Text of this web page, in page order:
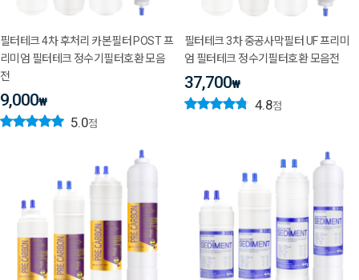
필터테크 4차 후처리 카본필터 POST 프
리미엄 필터테크 정수기필터호환 모음
전
9,000₩
5.0점
필터테크 3차 중공사막필터 UF 프리미
엄 필터테크 정수기필터호환 모음전
37,700₩
4.8점